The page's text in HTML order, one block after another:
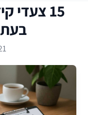
15 צעדי
בעת
21